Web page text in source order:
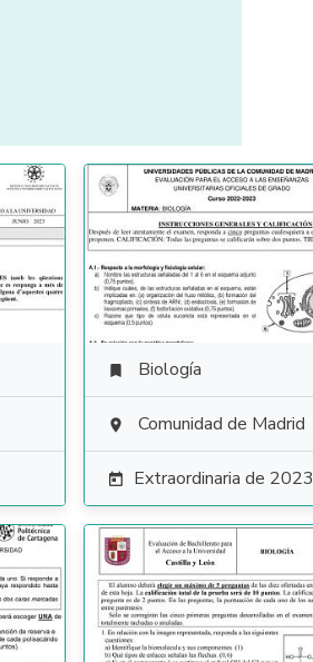
 Biología
 Comunidad de Madrid
 Extraordinaria de 2023